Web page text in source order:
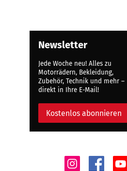
Newsletter
Jede Woche neu! Alles zu
Motorrädern, Bekleidung,
Zubehör, Technik und mehr –
direkt in Ihre E-Mail!
Kostenlos abonnieren